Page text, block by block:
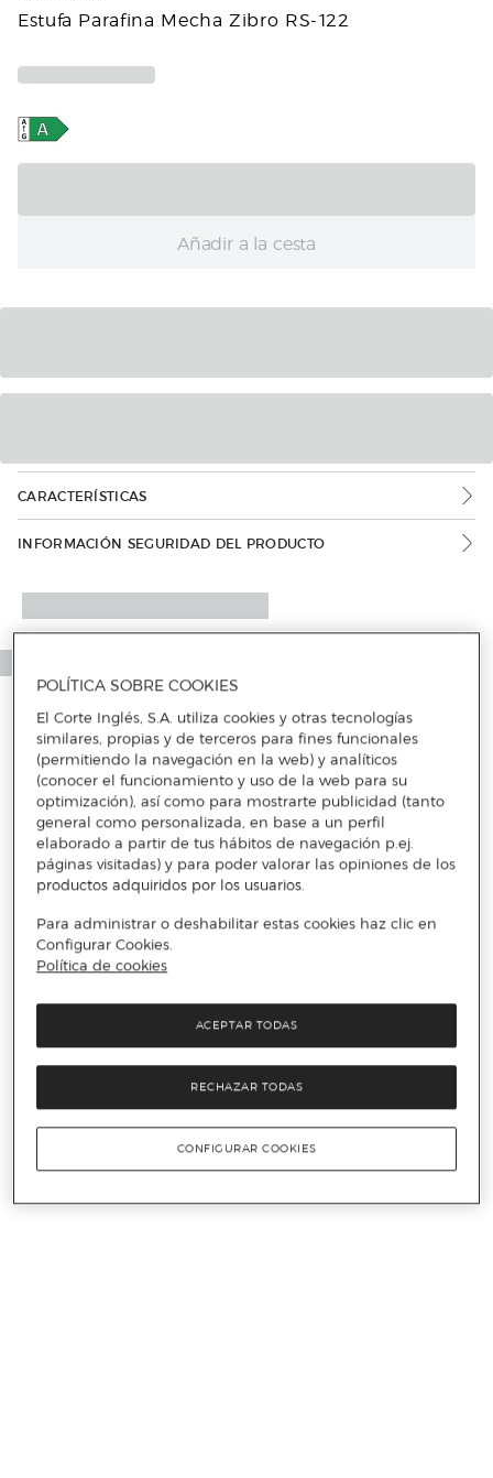
Estufa Parafina Mecha Zibro RS-122
Añadir a la cesta
CARACTERÍSTICAS
INFORMACIÓN SEGURIDAD DEL PRODUCTO
POLÍTICA SOBRE COOKIES
El Corte Inglés, S.A. utiliza cookies y otras tecnologías
similares, propias y de terceros para fines funcionales
(permitiendo la navegación en la web) y analíticos
(conocer el funcionamiento y uso de la web para su
optimización), así como para mostrarte publicidad (tanto
general como personalizada, en base a un perfil
elaborado a partir de tus hábitos de navegación p.ej.
páginas visitadas) y para poder valorar las opiniones de los
productos adquiridos por los usuarios.
Para administrar o deshabilitar estas cookies haz clic en
Configurar Cookies.
Política de cookies
RECHAZAR TODAS
ACEPTAR TODAS
CONFIGURAR COOKIES